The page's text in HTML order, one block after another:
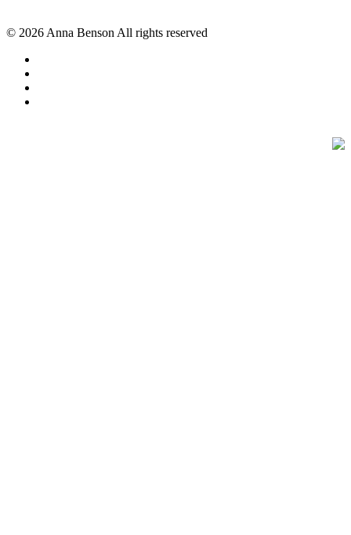
© 2026 Anna Benson All rights reserved